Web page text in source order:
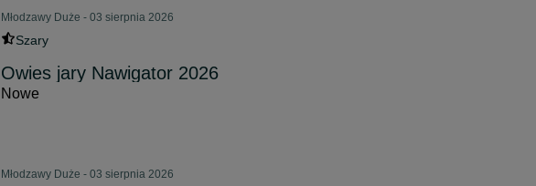
Młodzawy Duże - 03 sierpnia 2026
Szary
Owies jary Nawigator 2026
Nowe
Młodzawy Duże - 03 sierpnia 2026